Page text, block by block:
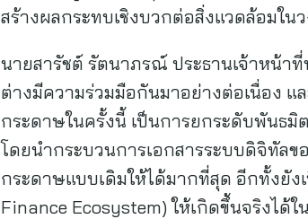
สร้างผลกระทบเชิงบวกต่อสิ่งแวดล้อมใน
นายสารัชต์ รัตนาภรณ์ ประธานเจ้าหน้า
ต่างมีความร่วมมือกันมาอย่างต่อเนื่อง แ
กระดาษในครั้งนี้ เป็นการยกระดับพันธมิ
โดยนำกระบวนการเอกสารระบบดิจิทัลข
กระดาษแบบเดิมให้ได้มากที่สุด อีกทั้งยัง
Finance Ecosystem) ให้เกิดขึ้นจริงได้